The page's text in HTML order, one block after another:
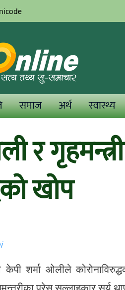
समाज अर्थ स्वास्थ्य
र
खोप
केपी शर्मा ओलीले